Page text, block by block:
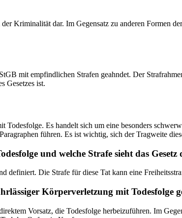
Kriminalität dar. Im Gegensatz zu anderen Formen
mit empfindlichen Strafen geahndet. Der
Gesetzes ist.
Es handelt sich um eine besonders
führen. Es ist wichtig, sich der Tragweite
und welche Strafe sieht das
Die Strafe für diese Tat kann eine
Körperverletzung mit Todesfolge
Vorsatz, die Todesfolge herbeizuführen. Im